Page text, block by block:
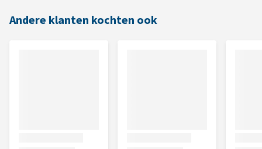
Andere klanten kochten ook